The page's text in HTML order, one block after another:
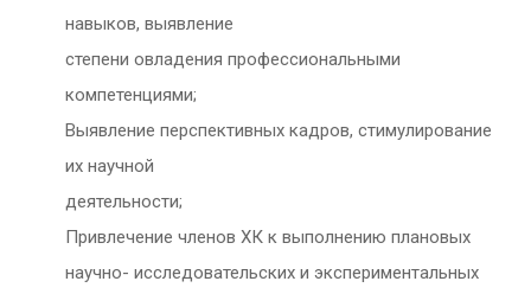
навыков, выявление
степени овладения профессиональными
компетенциями;
Выявление перспективных кадров, стимулирование
их научной
деятельности;
Привлечение членов ХК к выполнению плановых
научно- исследовательских и экспериментальных